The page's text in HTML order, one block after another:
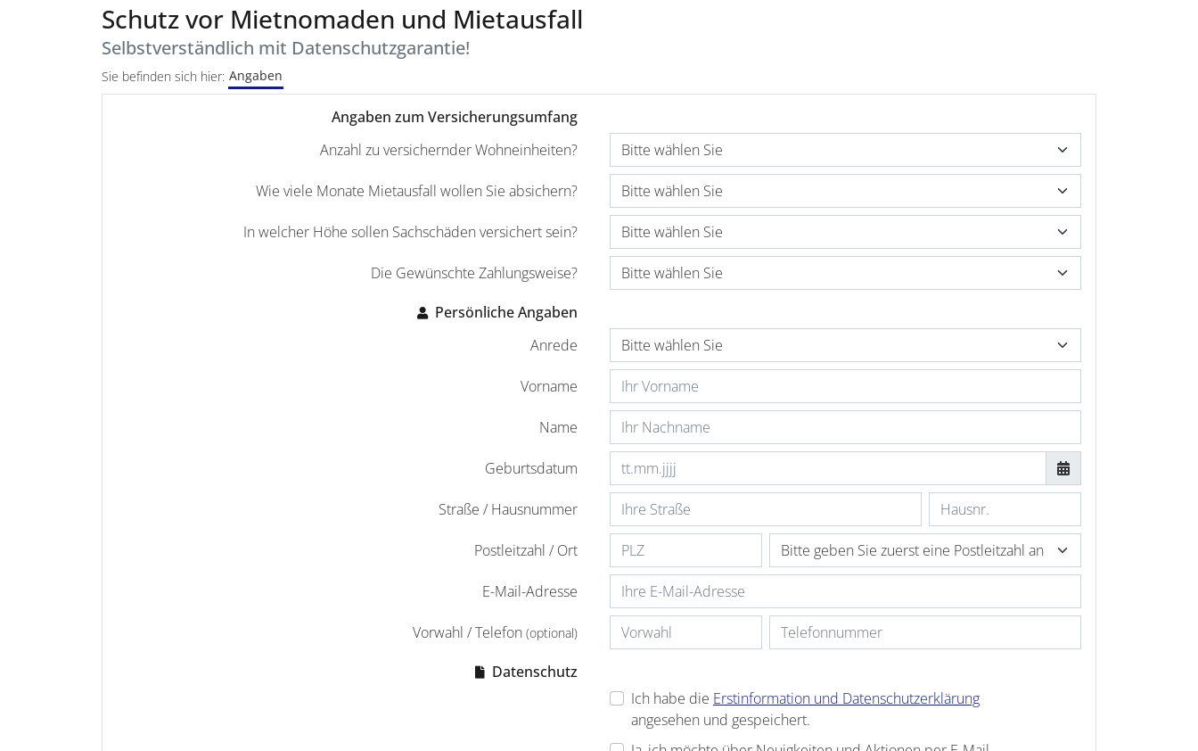
Schutz vor Mietnomaden und Mietausfall
Selbstverständlich mit Datenschutzgarantie!
Sie befinden sich hier: Angaben
Angaben zum Versicherungsumfang
Anzahl zu versichernder Wohneinheiten?
Wie viele Monate Mietausfall wollen Sie absichern?
In welcher Höhe sollen Sachschäden versichert sein?
Die Gewünschte Zahlungsweise?
Persönliche Angaben
Anrede
Vorname
Name
Geburtsdatum
Straße / Hausnummer
Postleitzahl / Ort
E-Mail-Adresse
Vorwahl / Telefon (optional)
Datenschutz
Ich habe die Erstinformation und Datenschutzerklärung
angesehen und gespeichert.